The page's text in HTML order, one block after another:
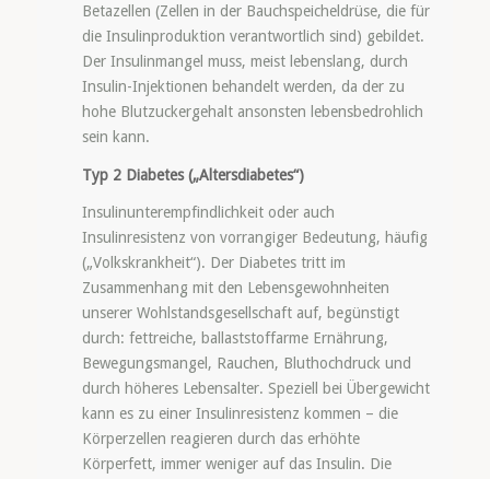
Betazellen (Zellen in der Bauchspeicheldrüse, die für
die Insulinproduktion verantwortlich sind) gebildet.
Der Insulinmangel muss, meist lebenslang, durch
Insulin-Injektionen behandelt werden, da der zu
hohe Blutzuckergehalt ansonsten lebensbedrohlich
sein kann.
Typ 2 Diabetes („Altersdiabetes“)
Insulinunterempfindlichkeit oder auch
Insulinresistenz von vorrangiger Bedeutung, häufig
(„Volkskrankheit“). Der Diabetes tritt im
Zusammenhang mit den Lebensgewohnheiten
unserer Wohlstandsgesellschaft auf, begünstigt
durch: fettreiche, ballaststoffarme Ernährung,
Bewegungsmangel, Rauchen, Bluthochdruck und
durch höheres Lebensalter. Speziell bei Übergewicht
kann es zu einer Insulinresistenz kommen – die
Körperzellen reagieren durch das erhöhte
Körperfett, immer weniger auf das Insulin. Die